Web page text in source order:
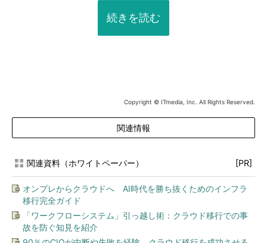
続きを読む
Copyright © ITmedia, Inc. All Rights Reserved.
関連情報
関連資料（ホワイトペーパー） [PR]
オンプレからクラウドへ AI時代を勝ち抜くためのインフラ
移行完全ガイド
「ワークフローシステム」引っ越し術：クラウド移行での事
故を防ぐ知見を紹介